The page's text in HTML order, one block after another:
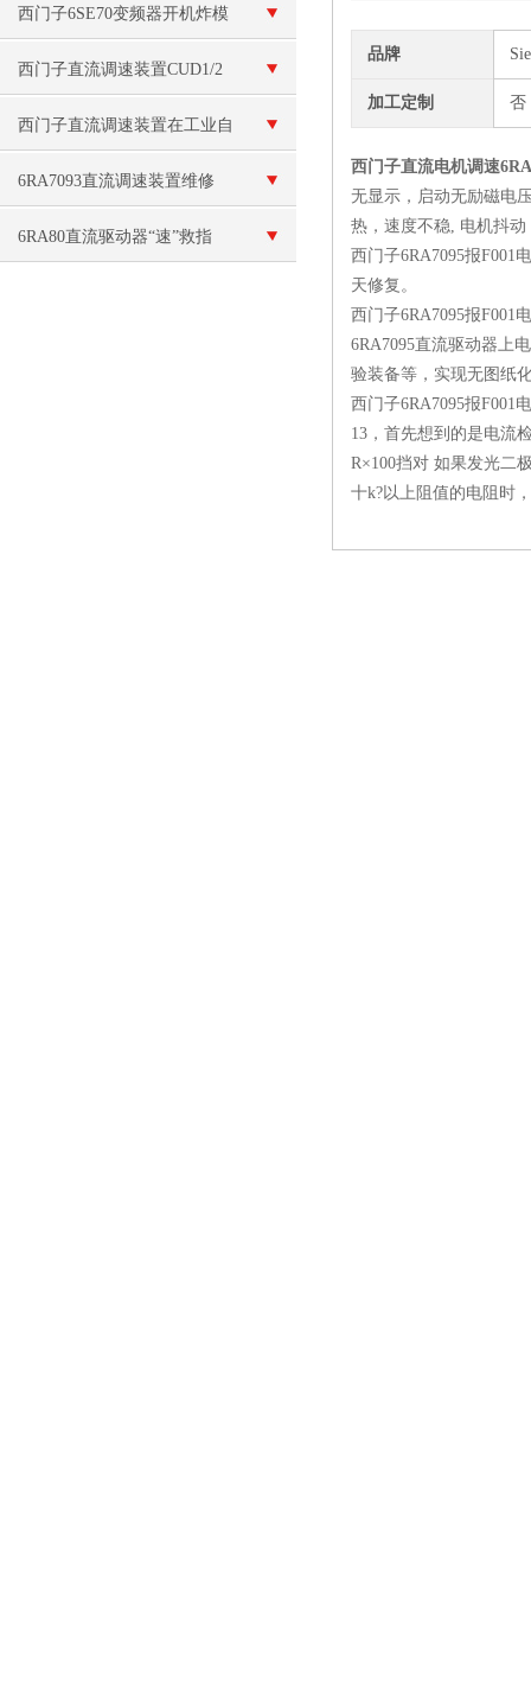
应维修
西门子6SE70变频器开机炸模
块维修
西门子直流调速装置CUD1/2
主板坏维修
西门子直流调速装置在工业自
动化中的应用
6RA7093直流调速装置维修
6RA80直流驱动器“速”救指
品牌
加工定制 否
西门子直流电机调速
无显示，启动无励磁电
热，速度不稳, 电机抖
西门子6RA7095报F001
天修复。
西门子6RA7095报F001
6RA7095直流驱动器上
验装备等，实现无图纸
西门子6RA7095报F001
13，首先想到的是电流
R×100挡对 如果发光二
十k?以上阻值的电阻时